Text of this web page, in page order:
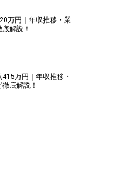
万円｜年収推移・業
解説！
415万円｜年収推移・
底解説！